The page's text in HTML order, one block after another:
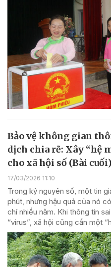
Bảo vệ không gian
dịch chia rẽ: Xây “hệ
cho xã hội số (Bài cuối)
17/03/2026 11:10
Trong kỷ nguyên số, một tin
phút, nhưng hậu quả của nó
chí nhiều năm. Khi thông tin
“virus”, xã hội cũng cần một